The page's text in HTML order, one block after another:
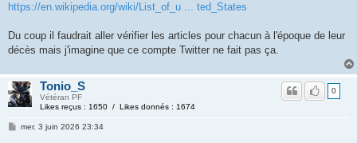
https://en.wikipedia.org/wiki/List_of_u ... ted_States
Du coup il faudrait aller vérifier les articles pour chacun à l'époque de leur
décès mais j'imagine que ce compte Twitter ne fait pas ça.
Tonio_S
Vétéran PF
Likes reçus : 1650 / Likes donnés : 1674
0
mer. 3 juin 2026 23:34